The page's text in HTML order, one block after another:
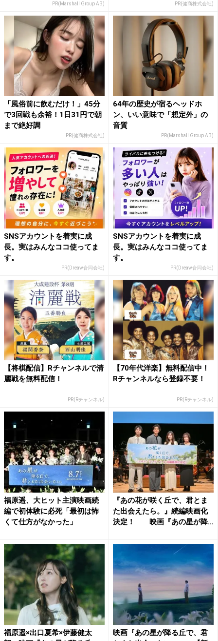
PR(Marshall Group AB) PR(健商株式会社)
「風俗前に飲むだけ！」45分
で3回戦も余裕！1日31円で朝
まで絶好調
PR(健商株式会社)
64年の歴史が宿るヘッドホ
ン、いい意味で「想定外」の
音質
PR(Marshall Group AB)
SNSアカウントを着実に成
長。実はみんなココ使ってま
す。
PR(Dreaw合同会社)
SNSアカウントを着実に成
長。実はみんなココ使ってま
す。
PR(Dreaw合同会社)
【将棋配信】Rチャンネルで清
麗戦を無料配信！
PR(Rチャンネル)
【70年代洋楽】無料配信中！
Rチャンネルなら登録不要！
PR(Rチャンネル)
福原遥、大ヒット主演映画続
編で初体験に必死「最初は怖
くて仕方がなかった」
『あの花が咲く丘で、君とま
た出会えたら。』続編映画化
決定！ 映画『あの星が降
福原遥×出口夏希×伊藤健太
映画『あの星が降る丘で、君